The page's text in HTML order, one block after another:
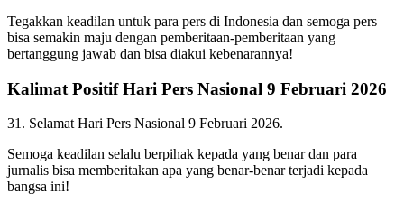
Tegakkan keadilan untuk para pers di Indonesia dan semoga pers
bisa semakin maju dengan pemberitaan-pemberitaan yang
bertanggung jawab dan bisa diakui kebenarannya!
Kalimat Positif Hari Pers Nasional 9 Februari 2026
31. Selamat Hari Pers Nasional 9 Februari 2026.
Semoga keadilan selalu berpihak kepada yang benar dan para
jurnalis bisa memberitakan apa yang benar-benar terjadi kepada
bangsa ini!